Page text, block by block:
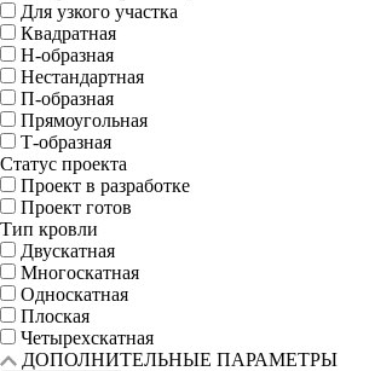
Для узкого участка
Квадратная
Н-образная
Нестандартная
П-образная
Прямоугольная
Т-образная
Статус проекта
Проект в разработке
Проект готов
Тип кровли
Двускатная
Многоскатная
Односкатная
Плоская
Четырехскатная
ДОПОЛНИТЕЛЬНЫЕ ПАРАМЕТРЫ